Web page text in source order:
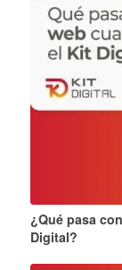
¿Qué pasa
Digital?